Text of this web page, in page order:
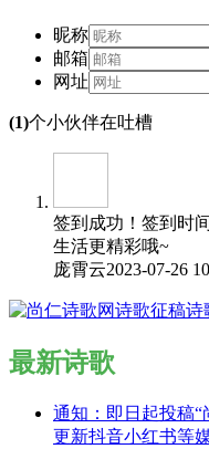
昵称
邮箱
网址
(1)个小伙伴在吐槽
签到成功！签到时
生活更精彩哦~
庞霄云2023-07-26
最新诗歌
通知：即日起投稿
更新抖音小红书等